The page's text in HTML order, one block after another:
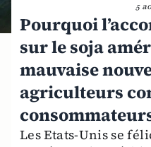
5
Pourquoi
sur le soja
mauvaise
agriculteurs
Les Etats-Unis se